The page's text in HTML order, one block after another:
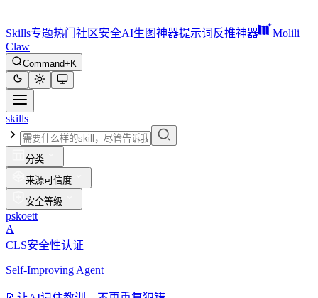
Skills专题热门 社区安全AI生图神器提示词反推神器
Molili
Claw
Command+K
skills
分类
来源可信度
安全等级
pskoett
A
CLS安全性认证
Self-Improving Agent